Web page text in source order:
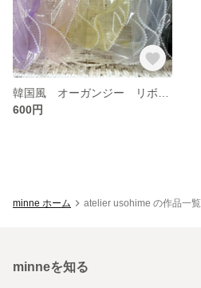
600円
minne ホーム atelier usohime の作品一覧
minneを知る